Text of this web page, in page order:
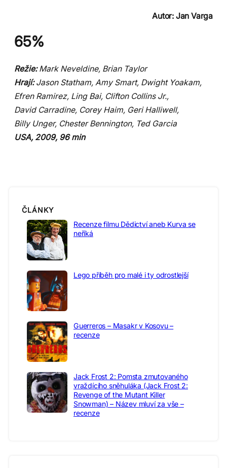
Autor: Jan Varga
65%
Režie:Mark Neveldine, Brian Taylor
Hrají:Jason Statham, Amy Smart, Dwight Yoakam,
Efren Ramirez, Ling Bai, Clifton Collins Jr.,
David Carradine, Corey Haim, Geri Halliwell,
Billy Unger, Chester Bennington, Ted Garcia
USA, 2009, 96 min
ČLÁNKY
Recenze filmu Dědictví aneb Kurva se
neříká
Lego příběh pro malé i ty odrostlejší
Guerreros – Masakr v Kosovu –
recenze
Jack Frost 2: Pomsta zmutovaného
vraždícího sněhuláka (Jack Frost 2:
Revenge of the Mutant Killer
Snowman) – Název mluví za vše –
recenze